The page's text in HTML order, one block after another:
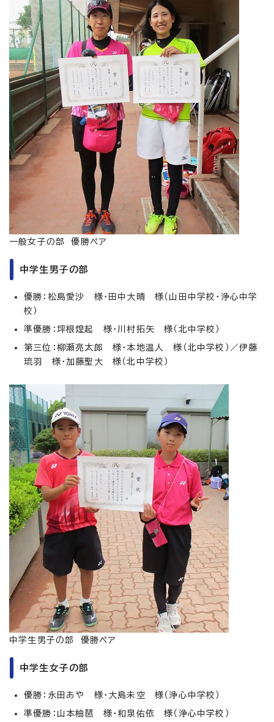
一般女子の部 優勝ペア
中学生男子の部
優勝：松島愛沙 様・田中大晴 様（山田中学校・浄心中学
校）
準優勝：坪根煌起 様・川村拓矢 様（北中学校）
第三位：柳瀬亮太郎 様・本地温人 様（北中学校）／伊藤
琉羽 様・加藤聖大 様（北中学校）
中学生男子の部 優勝ペア
中学生女子の部
優勝：永田あや 様・大島未空 様（浄心中学校）
準優勝：山本柚琶 様・和泉佑依 様（浄心中学校）